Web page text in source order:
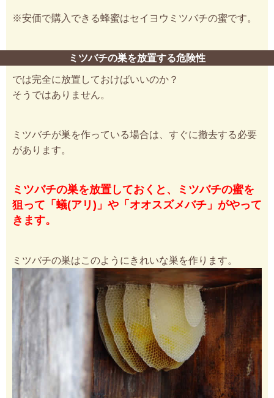
※安価で購入できる蜂蜜はセイヨウミツバチの蜜です。
ミツバチの巣を放置する危険性
では完全に放置しておけばいいのか？
そうではありません。
ミツバチが巣を作っている場合は、すぐに撤去する必要
があります。
ミツバチの巣を放置しておくと、ミツバチの蜜を
狙って「蟻(アリ)」や「オオスズメバチ」がやって
きます。
ミツバチの巣はこのようにきれいな巣を作ります。